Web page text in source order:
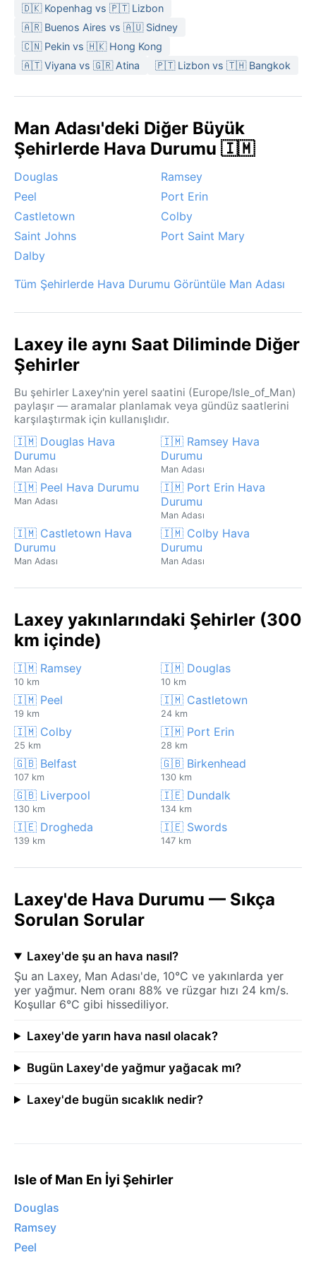
🇩🇰 Kopenhag vs 🇵🇹 Lizbon
🇦🇷 Buenos Aires vs 🇦🇺 Sidney
🇨🇳 Pekin vs 🇭🇰 Hong Kong
🇦🇹 Viyana vs 🇬🇷 Atina
🇵🇹 Lizbon vs 🇹🇭 Bangkok
Man Adası'deki Diğer Büyük
Şehirlerde Hava Durumu 🇮🇲
Douglas
Ramsey
Peel
Port Erin
Castletown
Colby
Saint Johns
Port Saint Mary
Dalby
Tüm Şehirlerde Hava Durumu Görüntüle Man Adası
Laxey ile aynı Saat Diliminde Diğer
Şehirler
Bu şehirler Laxey'nin yerel saatini (Europe/Isle_of_Man)
paylaşır — aramalar planlamak veya gündüz saatlerini
karşılaştırmak için kullanışlıdır.
🇮🇲 Douglas Hava
Durumu
Man Adası
🇮🇲 Ramsey Hava
Durumu
Man Adası
🇮🇲 Peel Hava Durumu
Man Adası
🇮🇲 Port Erin Hava
Durumu
Man Adası
🇮🇲 Castletown Hava
Durumu
Man Adası
🇮🇲 Colby Hava
Durumu
Man Adası
Laxey yakınlarındaki Şehirler (300
km içinde)
🇮🇲 Ramsey
10 km
🇮🇲 Douglas
10 km
🇮🇲 Peel
19 km
🇮🇲 Castletown
24 km
🇮🇲 Colby
25 km
🇮🇲 Port Erin
28 km
🇬🇧 Belfast
107 km
🇬🇧 Birkenhead
130 km
🇬🇧 Liverpool
130 km
🇮🇪 Dundalk
134 km
🇮🇪 Drogheda
139 km
🇮🇪 Swords
147 km
Laxey'de Hava Durumu — Sıkça
Sorulan Sorular
Laxey'de şu an hava nasıl?
Şu an Laxey, Man Adası'de, 10°C ve yakınlarda yer
yer yağmur. Nem oranı 88% ve rüzgar hızı 24 km/s.
Koşullar 6°C gibi hissediliyor.
Laxey'de yarın hava nasıl olacak?
Bugün Laxey'de yağmur yağacak mı?
Laxey'de bugün sıcaklık nedir?
Isle of Man En İyi Şehirler
Douglas
Ramsey
Peel